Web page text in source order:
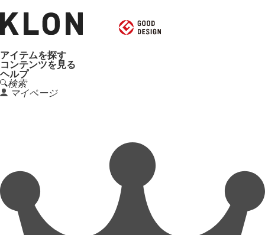
アイテムを探す
コンテンツを見る
ヘルプ
検索
マイページ